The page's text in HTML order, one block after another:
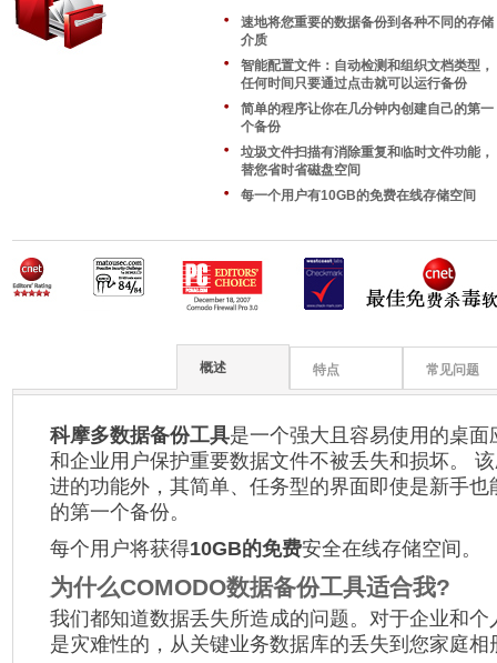
速地将您重要的数据备份到各种不同的存储
介质
智能配置文件：自动检测和组织文档类型，
任何时间只要通过点击就可以运行备份
简单的程序让你在几分钟内创建自己的第一
个备份
垃圾文件扫描有消除重复和临时文件功能，
替您省时省磁盘空间
每一个用户有10GB的免费在线存储空间
概述 特点 常见问题
科摩多数据备份工具是一个强大且容易使用的桌
和企业用户保护重要数据文件不被丢失和损坏。
进的功能外，其简单、任务型的界面即使是新手
的第一个备份。
每个用户将获得10GB的免费安全在线存储空间。
为什么COMODO数据备份工具适合我?
我们都知道数据丢失所造成的问题。对于企业和
是灾难性的，从关键业务数据库的丢失到您家庭相